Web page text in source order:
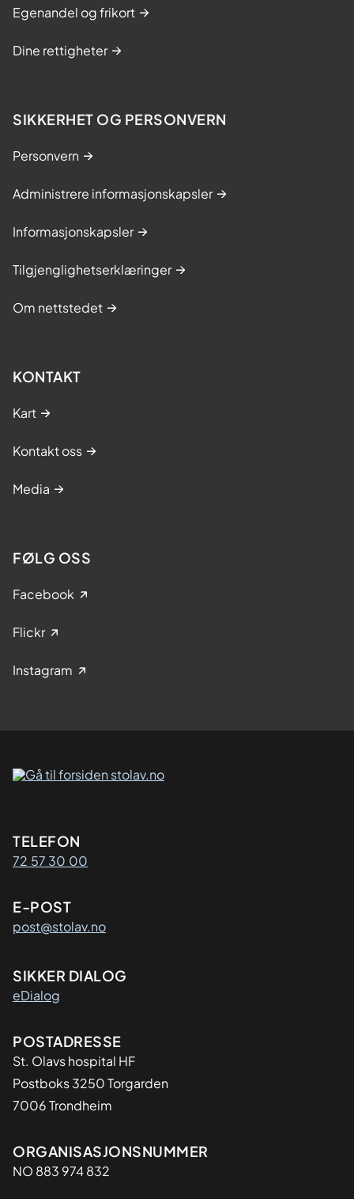
Egenandel og frikort
Dine rettigheter
SIKKERHET OG PERSONVERN
Personvern
Administrere informasjonskapsler
Informasjonskapsler
Tilgjenglighetserklæringer
Om nettstedet
KONTAKT
Kart
Kontakt oss
Media
FØLG OSS
Facebook
Flickr
Instagram
Kontaktinformasjon
TELEFON
72 57 30 00
E-POST
post@stolav.no
SIKKER DIALOG
eDialog
Adresse
POSTADRESSE
St. Olavs hospital HF
Postboks 3250 Torgarden
7006 Trondheim
Organisasjon
ORGANISASJONSNUMMER
NO 883 974 832